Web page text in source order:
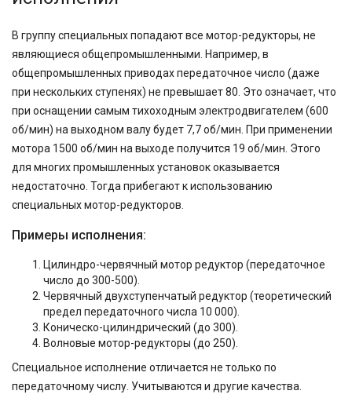
В группу специальных попадают все мотор-редукторы, не
являющиеся общепромышленными. Например, в
общепромышленных приводах передаточное число (даже
при нескольких ступенях) не превышает 80. Это означает, что
при оснащении самым тихоходным электродвигателем (600
об/мин) на выходном валу будет 7,7 об/мин. При применении
мотора 1500 об/мин на выходе получится 19 об/мин. Этого
для многих промышленных установок оказывается
недостаточно. Тогда прибегают к использованию
специальных мотор-редукторов.
Примеры исполнения:
Цилиндро-червячный мотор редуктор (передаточное
число до 300-500).
Червячный двухступенчатый редуктор (теоретический
предел передаточного числа 10 000).
Коническо-цилиндрический (до 300).
Волновые мотор-редукторы (до 250).
Специальное исполнение отличается не только по
передаточному числу. Учитываются и другие качества.